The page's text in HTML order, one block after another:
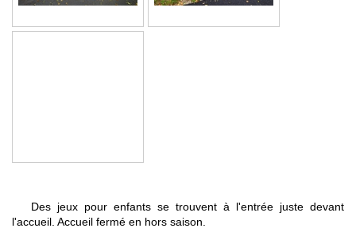
Des jeux pour enfants se trouvent à l'entrée juste devant
l'accueil. Accueil fermé en hors saison.